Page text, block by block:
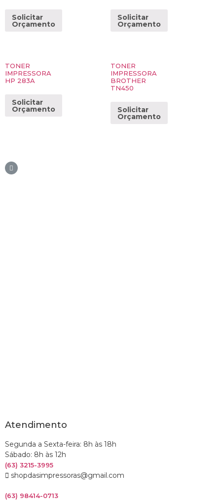
Solicitar
Orçamento
Solicitar
Orçamento
TONER
IMPRESSORA
HP 283A
Solicitar
Orçamento
TONER
IMPRESSORA
BROTHER
TN450
Solicitar
Orçamento
Atendimento
Segunda a Sexta-feira: 8h às 18h
Sábado: 8h às 12h
(63) 3215-3995
shopdasimpressoras@gmail.com
(63) 98414-0713